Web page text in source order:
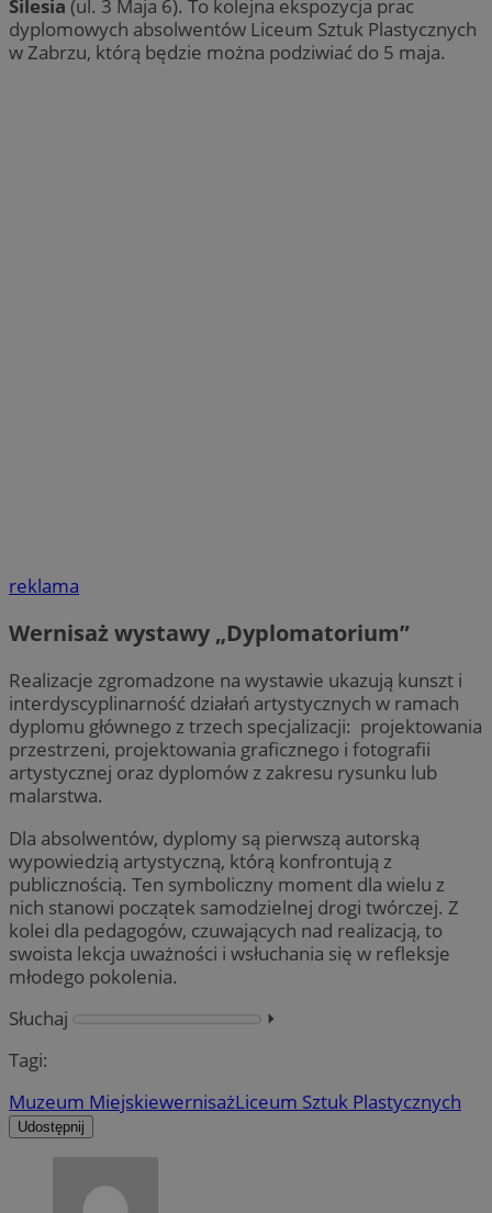
Silesia (ul. 3 Maja 6). To kolejna ekspozycja prac
dyplomowych absolwentów Liceum Sztuk Plastycznych
w Zabrzu, którą będzie można podziwiać do 5 maja.
reklama
Wernisaż wystawy „Dyplomatorium”
Realizacje zgromadzone na wystawie ukazują kunszt i
interdyscyplinarność działań artystycznych w ramach
dyplomu głównego z trzech specjalizacji: projektowania
przestrzeni, projektowania graficznego i fotografii
artystycznej oraz dyplomów z zakresu rysunku lub
malarstwa.
Dla absolwentów, dyplomy są pierwszą autorską
wypowiedzią artystyczną, którą konfrontują z
publicznością. Ten symboliczny moment dla wielu z
nich stanowi początek samodzielnej drogi twórczej. Z
kolei dla pedagogów, czuwających nad realizacją, to
swoista lekcja uważności i wsłuchania się w refleksje
młodego pokolenia.
Słuchaj
⏵︎
Tagi:
Muzeum MiejskiewernisażLiceum Sztuk Plastycznych
Udostępnij